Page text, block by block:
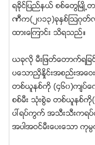
ရခုိင္ျပည္နယ္ စစ္ေတြၿမဳိ႕
ဏီက(၂၀၁၃)ခုႏွစ္ၾသဂုတ္
ထားေၾကာင္း သိရသည္။
ယခုလုိ မီးျဖတ္ေတာက္ရျ
ပေသာၫွိႏိႈင္းအစည္းအေဝ
တစ္ယူနစ္ကုိ (၄၆၀)က်ပ္ေ
စစ္မီး သုံးစြဲခ တစ္ယူနစ္
ပၚရပ္ကြက္ အသီးသီးကရ
အပါအဝင္မီးေပးေသာ ကုမ